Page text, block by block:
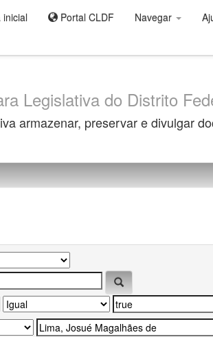
Portal CLDF Navegar
Legislativa do Distrito
armazenar, preservar e divulgar